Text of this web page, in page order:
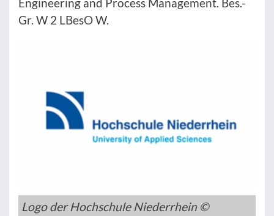
Gr. W 2 LBesO W.
Logo der Hochschule Niederrhein ©